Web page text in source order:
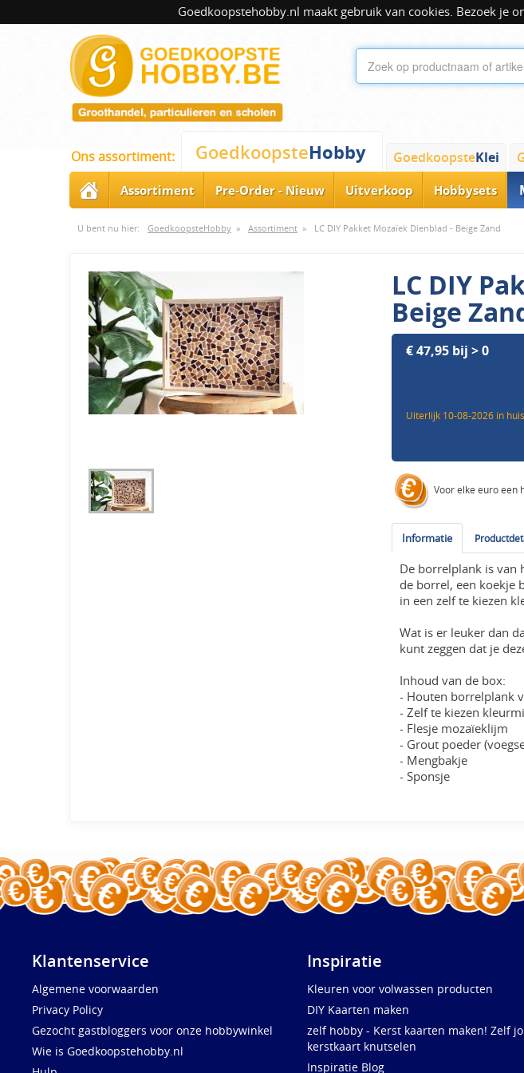
Goedkoopstehobby.nl maakt gebruik van cookies. Bezoek je
Ons assortiment: GoedkoopsteHobby GoedkoopsteKlei
Assortiment Pre-Order - Nieuw Uitverkoop Hobbysets
U bent nu hier: GoedkoopsteHobby » Assortiment » LC DIY Pakket Mozaïek Dienblad - Beige Zand
LC DIY
Beige
€ 47,95 bij > 0
Uiterlijk 10-08-2026 in huis.
Voor elke euro een
Informatie
De borrelplank is van
de borrel, een koekje
in een zelf te kiezen
Wat is er leuker dan
kunt zeggen dat je
Inhoud van de box:
- Houten borrelplank
- Zelf te kiezen
- Flesje mozaïeklijm
- Grout poeder
- Mengbakje
- Sponsje
Klantenservice
Algemene voorwaarden
Privacy Policy
Gezocht gastbloggers voor onze hobbywinkel
Wie is Goedkoopstehobby.nl
Inspiratie
Kleuren voor volwassen producten
DIY Kaarten maken
zelf hobby - Kerst kaarten maken! Zelf
kerstkaart knutselen
Inspiratie Blog